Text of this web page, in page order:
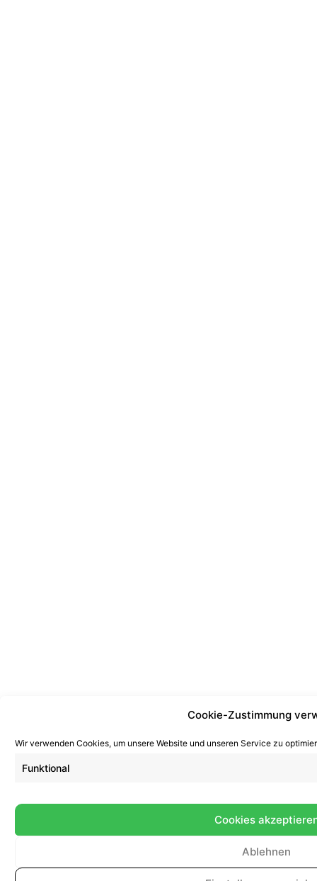
Cookie-Zustimmung
Wir verwenden Cookies, um unsere Website und unseren Service zu
Funktional
Cookies
Ablehnen